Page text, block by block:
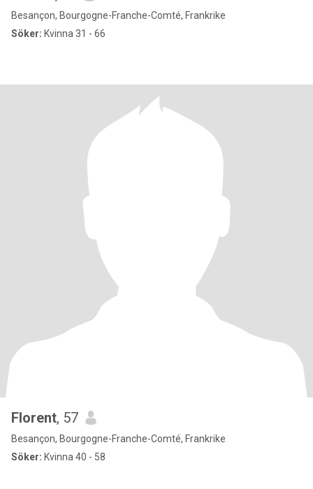
Besançon, Bourgogne-Franche-Comté, Frankrike
Söker: Kvinna 31 - 66
Florent, 57
Besançon, Bourgogne-Franche-Comté, Frankrike
Söker: Kvinna 40 - 58